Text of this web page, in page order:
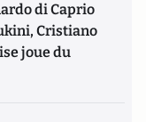
di Caprio
Cristiano
joue du